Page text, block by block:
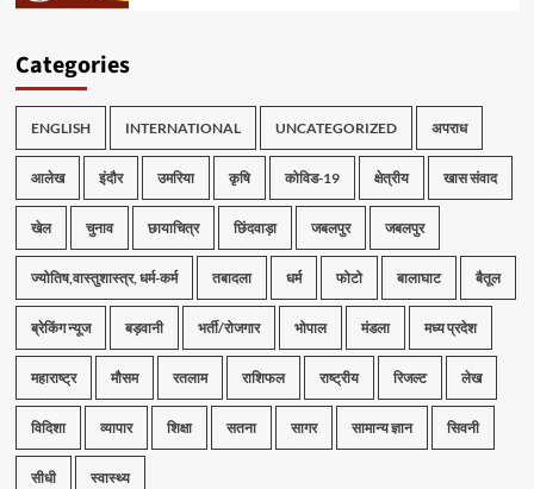
Categories
ENGLISH INTERNATIONAL UNCATEGORIZED अपराध
आलेख इंदौर उमरिया कृषि कोविड-19 क्षेत्रीय खास संवाद
खेल चुनाव छायाचित्र छिंदवाड़ा जबलपुर जबलपुर
ज्योतिष,वास्तुशास्त्र, धर्म-कर्म तबादला धर्म फोटो बालाघाट बैतूल
ब्रेकिंग न्यूज बड़वानी भर्ती/रोजगार भोपाल मंडला मध्य प्रदेश
महाराष्ट्र मौसम रतलाम राशिफल राष्ट्रीय रिजल्ट लेख
विदिशा व्यापार शिक्षा सतना सागर सामान्य ज्ञान सिवनी
सीधी स्वास्थ्य